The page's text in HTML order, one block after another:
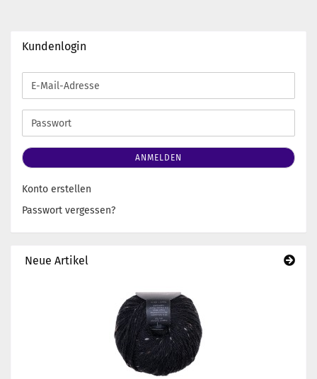
Kundenlogin
E-
Mail-
Adresse
Passwort
ANMELDEN
Konto erstellen
Passwort vergessen?
Neue Artikel